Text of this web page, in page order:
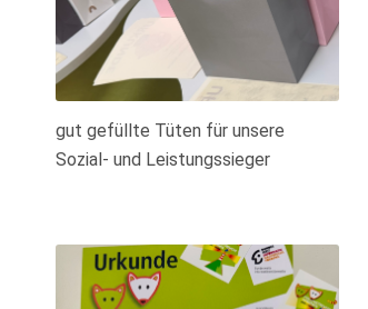
gut gefüllte Tüten für unsere
Sozial- und Leistungssieger